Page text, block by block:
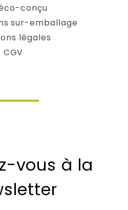
conçu
sur-emballage
légales
CGV
vous à la